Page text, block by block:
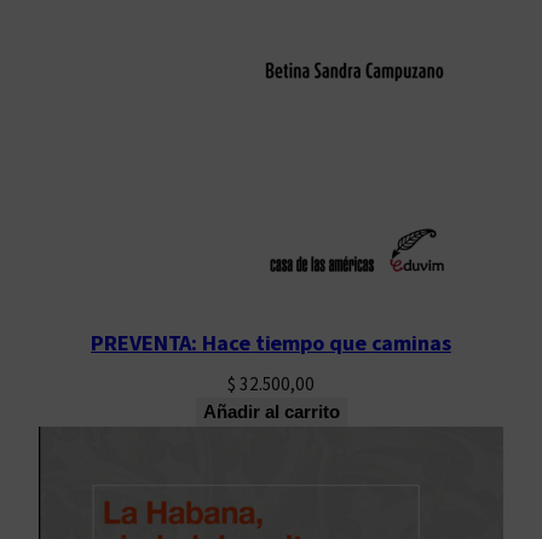
PREVENTA: Hace tiempo que caminas
$ 32.500,00
Añadir al carrito